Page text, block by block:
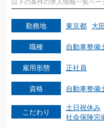
勤務地 東京都 大
職種 自動車整備
雇用形態 正社員
資格 自動車整備
こだわり 土日祝休み
社会保険完